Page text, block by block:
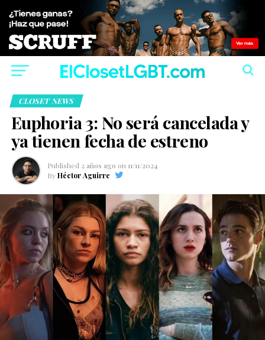
CLOSET NEWS
Euphoria 3: No será cancelada y
ya tienen fecha de estreno
Published 2 años ago on 11/11/2024
By Héctor Aguirre